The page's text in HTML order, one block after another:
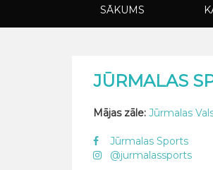
SĀKUMS
JŪRMALAS
Mājas zāle: Jūrmalas
Jūrmalas Sports
@jurmalassports